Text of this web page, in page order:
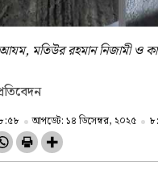
মতিউর রহমান নিজামী ও
আপডেট: ১৪ ডিসেম্বর, ২০২৫